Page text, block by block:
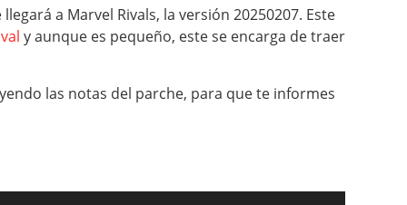
a Marvel Rivals, la versión 20250207. Este
y aunque es pequeño, este se encarga de traer
las notas del parche, para que te informes